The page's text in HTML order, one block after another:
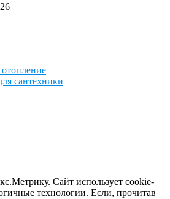
сантехники
Сайт использует cookie-
технологии. Если, прочитав